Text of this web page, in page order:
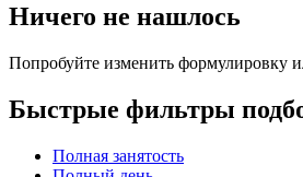
Ничего не нашлось
Попробуйте изменить формулировку
Быстрые фильтры
Полная занятость